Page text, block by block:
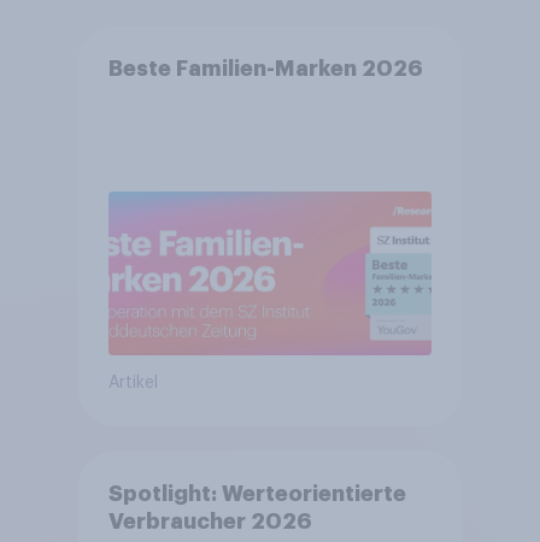
Beste Familien-Marken 2026
Artikel
Spotlight: Werteorientierte
Verbraucher 2026